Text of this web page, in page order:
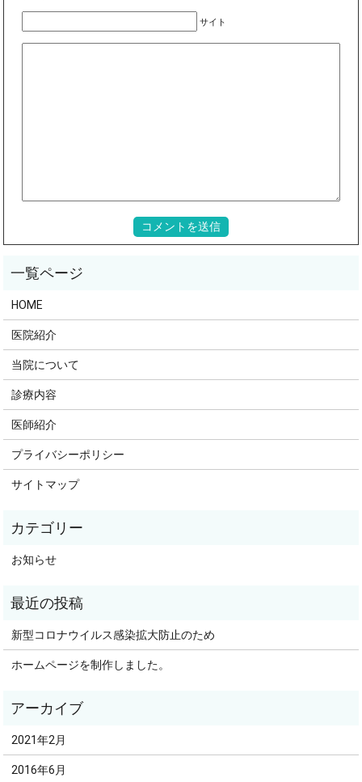
サイト
HOME
医院紹介
当院について
診療内容
医師紹介
プライバシーポリシー
サイトマップ
お知らせ
新型コロナウイルス感染拡大防止のため
ホームページを制作しました。
2021年2月
2016年6月